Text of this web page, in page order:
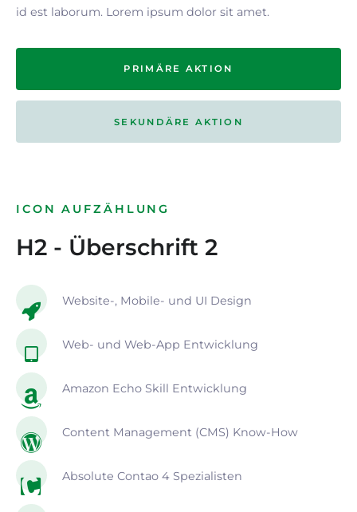
id est laborum. Lorem ipsum dolor sit amet.
PRIMÄRE AKTION
SEKUNDÄRE AKTION
ICON AUFZÄHLUNG
H2 - Überschrift 2
Website-, Mobile- und UI Design
Web- und Web-App Entwicklung
Amazon Echo Skill Entwicklung
Content Management (CMS) Know-How
Absolute Contao 4 Spezialisten